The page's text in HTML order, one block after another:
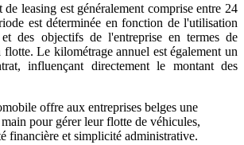
leasing est généralement comprise entre 24
est déterminée en fonction de l'utilisation
des objectifs de l'entreprise en termes de
flotte. Le kilométrage annuel est également un
influençant directement le montant des
offre aux entreprises belges une
pour gérer leur flotte de véhicules,
financière et simplicité administrative.